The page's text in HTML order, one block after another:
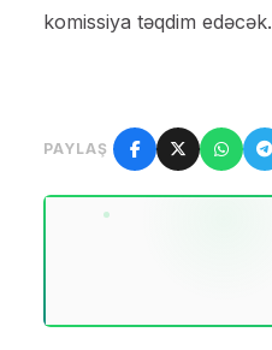
komissiya təqdim edəcək.
PAYLAŞ